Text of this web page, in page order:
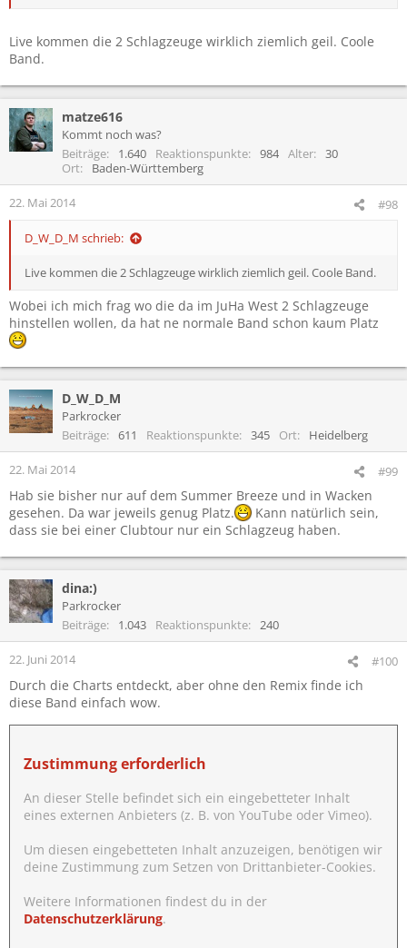
Live kommen die 2 Schlagzeuge wirklich ziemlich geil. Coole
Band.
matze616
Kommt noch was?
Beiträge
1.640 Reaktionspunkte 984 Alter
30
Ort
Baden-Württemberg
22. Mai 2014 #98
D_W_D_M schrieb:
Live kommen die 2 Schlagzeuge wirklich ziemlich geil. Coole Band.
Wobei ich mich frag wo die da im JuHa West 2 Schlagzeuge
hinstellen wollen, da hat ne normale Band schon kaum Platz
D_W_D_M
Parkrocker
Beiträge
611 Reaktionspunkte 345 Ort Heidelberg
22. Mai 2014 #99
Hab sie bisher nur auf dem Summer Breeze und in Wacken
gesehen. Da war jeweils genug Platz.
Kann natürlich sein,
dass sie bei einer Clubtour nur ein Schlagzeug haben.
dina:)
Parkrocker
Beiträge
1.043 Reaktionspunkte 240
22. Juni 2014 #100
Durch die Charts entdeckt, aber ohne den Remix finde ich
diese Band einfach wow.
Zustimmung erforderlich
An dieser Stelle befindet sich ein eingebetteter Inhalt
eines externen Anbieters (z. B. von YouTube oder Vimeo).
Um diesen eingebetteten Inhalt anzuzeigen, benötigen wir
deine Zustimmung zum Setzen von Drittanbieter-Cookies.
Weitere Informationen findest du in der
Datenschutzerklärung.